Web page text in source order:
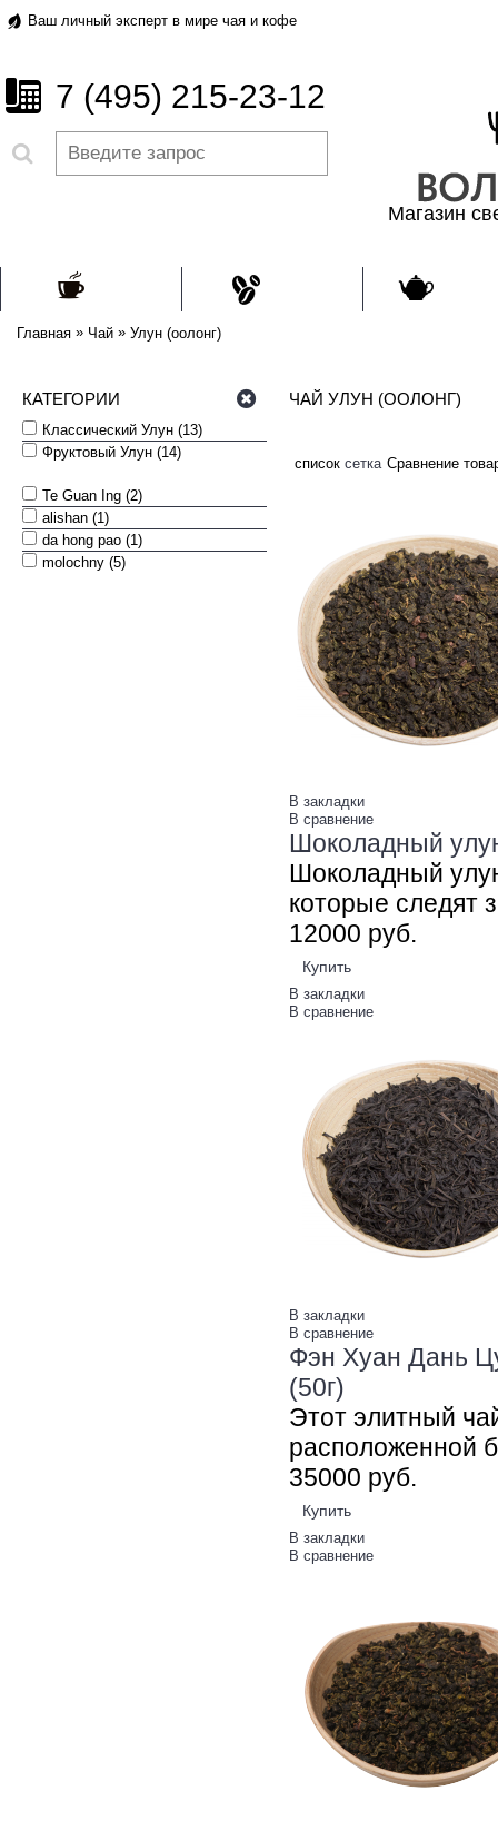
Ваш личный эксперт в мире чая и кофе
7 (495) 215-23-12
Магазин
Главная » Чай » Улун (оолонг)
КАТЕГОРИИ
Классический Улун (13)
Фруктовый Улун (14)
Te Guan Ing (2)
alishan (1)
da hong pao (1)
molochny (5)
ЧАЙ УЛУН (ООЛОНГ)
список сетка Сравнение
В закладки
В сравнение
Шоколадный
Шоколадный
которые следят
12000 руб.
Купить
В закладки
В сравнение
В закладки
В сравнение
Фэн Хуан Дань
(50г)
Этот элитный
расположенной
35000 руб.
Купить
В закладки
В сравнение